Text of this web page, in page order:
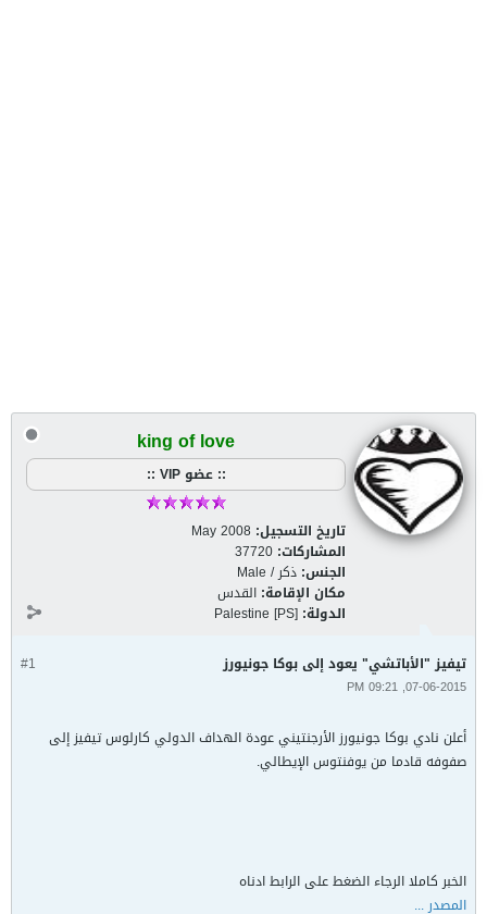
king of love
:: عضو VIP ::
تاريخ التسجيل: May 2008
المشاركات: 37720
الجنس: ذكر / Male
مكان الإقامة: القدس
الدولة: Palestine [PS]
#1 تيفيز "الأباتشي" يعود إلى بوكا جونيورز
07-06-2015, 09:21 PM
أعلن نادي بوكا جونيورز الأرجنتيني عودة الهداف الدولي كارلوس تيفيز إلى
صفوفه قادما من يوفنتوس الإيطالي.
الخبر كاملا الرجاء الضغط على الرابط ادناه
المصدر ...